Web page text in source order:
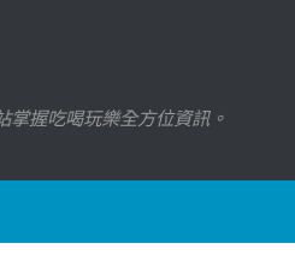
握吃喝玩樂全方位資訊。